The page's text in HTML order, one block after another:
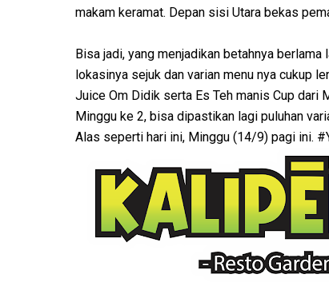
makam keramat. Depan sisi Utara bekas
Bisa jadi, yang menjadikan betahnya
lokasinya sejuk dan varian menu nya cukup
Juice Om Didik serta Es Teh manis Cup dari
Minggu ke 2, bisa dipastikan lagi puluhan
Alas seperti hari ini, Minggu (14/9) pagi ini.